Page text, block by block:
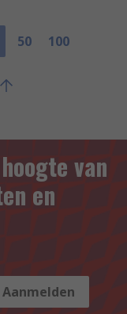
50 100
van
en
Aanmelden